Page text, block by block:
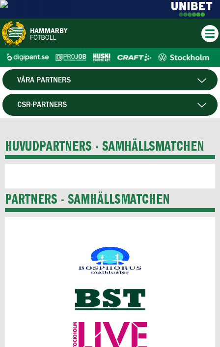
VÅRA PARTNERS
EVENTPAKET
OFFICIELLA PARTNERS
KLACKSPARKENS VÄNNER
SUPPORTSPONSOR 2023
CSR-PARTNERS
HUVUDPARTNERS - SAMHÄLLSMATCHEN
PARTNERS - SAMHÄLLSMATCHEN